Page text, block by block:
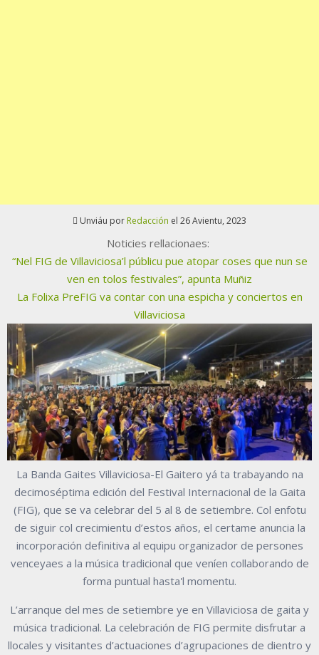
Unviáu por Redacción el 26 Avientu, 2023
Noticies rellacionaes:
“Nel FIG de Villaviciosa’l públicu pue atopar coses que nun se
ven en tolos festivales”, apunta Muñiz
La Folixa PreFIG va contar con una espicha y conciertos en
Villaviciosa
La Banda Gaites Villaviciosa-El Gaitero yá ta trabayando na
decimoséptima edición del Festival Internacional de la Gaita
(FIG), que se va celebrar del 5 al 8 de setiembre. Col enfotu
de siguir col crecimientu d’estos años, el certame anuncia la
incorporación definitiva al equipu organizador de persones
venceyaes a la música tradicional que veníen collaborando de
forma puntual hasta'l momentu.
L’arranque del mes de setiembre ye en Villaviciosa de gaita y
música tradicional. La celebración de FIG permite disfrutar a
llocales y visitantes d’actuaciones d’agrupaciones de dientro y